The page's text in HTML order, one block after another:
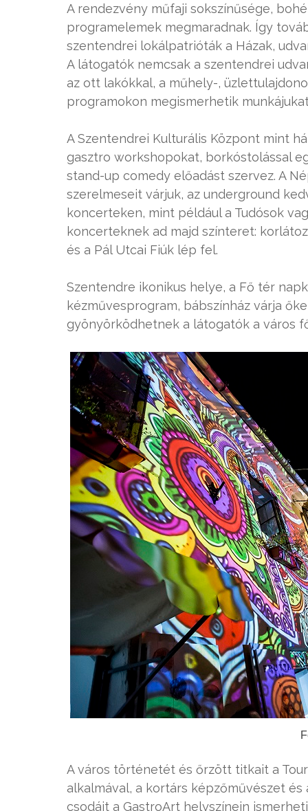
A rendezvény műfaji sokszínűsége,
programelemek megmaradnak. Így
szentendrei lokálpatrióták a Házak,
A látogatók nemcsak a szentendrei
az ott lakókkal, a műhely-,
programokon megismerhetik
A Szentendrei Kulturális Központ mint
gasztro workshopokat, borkóstolással
stand-up comedy előadást szervez. A
szerelmeseit várjuk, az underground
koncerteken, mint például a Tudósok
koncerteknek ad majd színteret:
és a Pál Utcai Fiúk lép fel.
Szentendre ikonikus helye, a Fő tér
kézművesprogram, bábszínház várja
gyönyörködhetnek a látogatók a város
A város történetét és őrzött titkait a
alkalmával, a kortárs képzőművészet
csodáit a GastroArt helyszínein